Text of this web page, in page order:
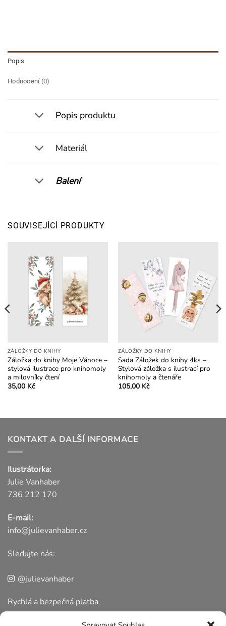
Popis
Hodnocení (0)
Popis produktu
Materiál
Balení
SOUVISEJÍCÍ PRODUKTY
ZÁLOŽKY DO KNIHY
Záložka do knihy Moje Vánoce –
stylová ilustrace pro knihomoly
a milovníky čtení
35,00 Kč
ZÁLOŽKY DO KNIHY
Sada Záložek do knihy 4ks –
Stylová záložka s ilustrací pro
knihomoly a čtenáře
105,00 Kč
KONTAKT A DALŠÍ INFORMACE
Ilustrátorka:
Julie Vanhaber
736 212 170
E-mail:
info@julievanhaber.cz
Sledujte nás:
@julievanhaber
Rychlá a bezpečná platba